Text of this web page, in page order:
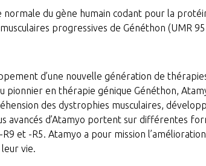
du gène humain codant pour la
progressives de Généthon (UMR
d’une nouvelle génération de
en thérapie génique Généthon,
des dystrophies musculaires,
d’Atamyo portent sur différentes
et -R5. Atamyo a pour mission
vie.